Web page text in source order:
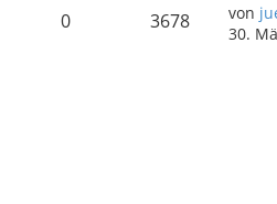
0 3678 von
30.